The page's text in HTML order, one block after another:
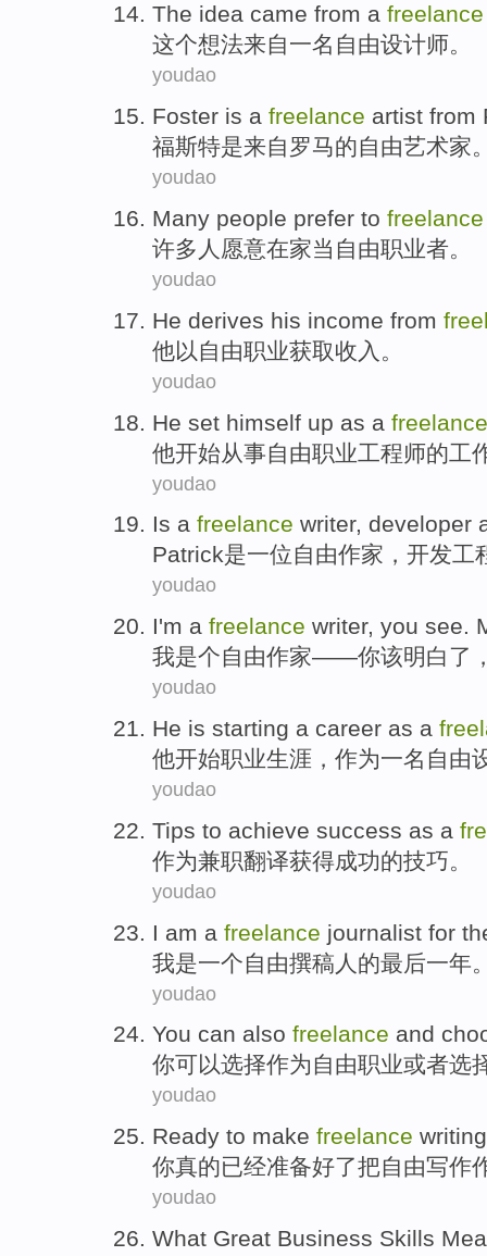
The idea came from a freelance
这个想法来自一名自由设计师。
youdao
Foster is a freelance artist from
福斯特是来自 罗马的自由艺术家
youdao
Many people prefer to freelance
许多 人 愿意在家当 自由职业者。
youdao
He derives his income from
他以 自由职业获取收入 。
youdao
He set himself up as a freelance
他开始从事自由职业工程师的工
youdao
Is a freelance writer, developer
Patrick是一位 自由作家 ， 开发工
youdao
I'm a freelance writer, you see.
我是个自由作家——你该明白了
youdao
He is starting a career as a
他开始职业生涯， 作为一名自由
youdao
Tips to achieve success as a
作为兼职翻译获得成功的技巧。
youdao
I am a freelance journalist for
我是一个自由撰稿人 的最后一年
youdao
You can also freelance and
你可以选择作为自由职业或者选
youdao
Ready to make freelance writing
你真的已经准备好了把自由写作
youdao
What Great Business Skills